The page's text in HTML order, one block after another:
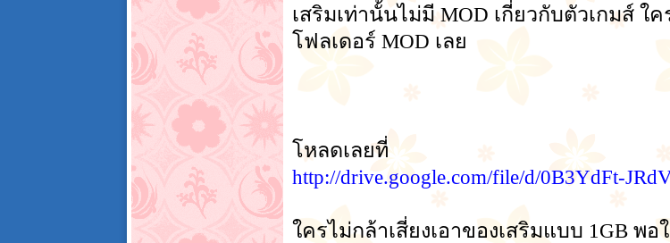
เสริมเท่านั้นไม่มี MOD เกี่ยวกับตัวเกมส์
โฟลเดอร์ MOD เลย
โหลดเลยที่
http://drive.google.com/file/d/0B3YdFt-
ใครไม่กล้าเสี่ยงเอาของเสริมแบบ 1GB พอ